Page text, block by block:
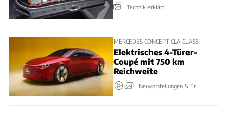
Technik erklärt
MERCEDES CONCEPT CLA CLASS
Elektrisches 4-Türer-
Coupé mit 750 km
Reichweite
Neuvorstellungen & Erlkönige